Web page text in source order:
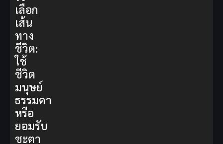
เลือก
เส้น
ทาง
ชีวิต:
ใช้
ชีวิต
มนุษย์
ธรรมดา
หรือ
ยอมรับ
ชะตา